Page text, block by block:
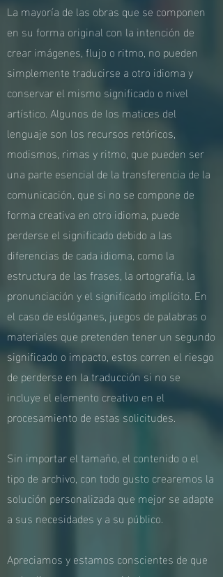
La mayoría de las obras que se componen
en su forma original con la intención de
crear imágenes, flujo o ritmo, no pueden
simplemente traducirse a otro idioma y
conservar el mismo significado o nivel
artístico. Algunos de los matices del
lenguaje son los recursos retóricos,
modismos, rimas y ritmo, que pueden ser
una parte esencial de la transferencia de la
comunicación, que si no se compone de
forma creativa en otro idioma, puede
perderse el significado debido a las
diferencias de cada idioma, como la
estructura de las frases, la ortografía, la
pronunciación y el significado implícito. En
el caso de eslóganes, juegos de palabras o
materiales que pretenden tener un segundo
significado o impacto, estos corren el riesgo
de perderse en la traducción si no se
incluye el elemento creativo en el
procesamiento de estas solicitudes.
Sin importar el tamaño, el contenido o el
tipo de archivo, con todo gusto crearemos la
solución personalizada que mejor se adapte
a sus necesidades y a su público.
Apreciamos y estamos conscientes de que